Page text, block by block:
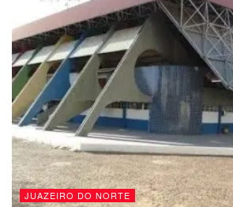
JUAZEIRO DO NORTE